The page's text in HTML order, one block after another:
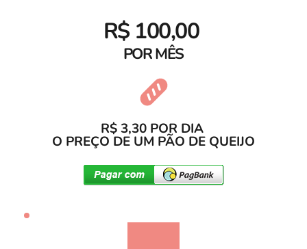
R$ 100,00
POR MÊS
R$ 3,30 POR DIA
O PREÇO DE UM PÃO DE QUEIJO